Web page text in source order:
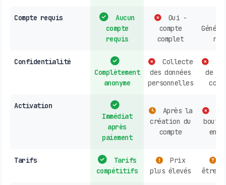
Compte requis
Aucun
compte
requis
Oui -
compte
complet
Confidentialité
Complètement
anonyme
Collecte
des données
personnelles
de
Activation
Immédiat
après
paiement
Après la
création du
compte
en
Tarifs
Tarifs
compétitifs
Prix
plus élevés
être